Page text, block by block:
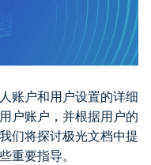
账户和用户设置的详细
户账户，并根据用户的
们将探讨极光文档中提
重要指导。